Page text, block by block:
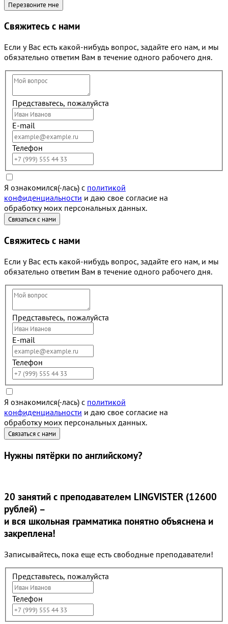
Свяжитесь с нами
Если у Вас есть какой-нибудь вопрос, задайте его нам, и мы
обязательно ответим Вам в течение одного рабочего дня.
Представьтесь, пожалуйста
E-mail
Телефон
Я ознакомился(-лась) с политикой
конфиденциальности и даю свое согласие на
обработку моих персональных данных.
Свяжитесь с нами
Если у Вас есть какой-нибудь вопрос, задайте его нам, и мы
обязательно ответим Вам в течение одного рабочего дня.
Представьтесь, пожалуйста
E-mail
Телефон
Я ознакомился(-лась) с политикой
конфиденциальности и даю свое согласие на
обработку моих персональных данных.
Нужны пятёрки по английскому?
20 занятий с преподавателем LINGVISTER (12600
рублей) –
и вся школьная грамматика понятно объяснена и
закреплена!
Записывайтесь, пока еще есть свободные преподаватели!
Представьтесь, пожалуйста
Телефон